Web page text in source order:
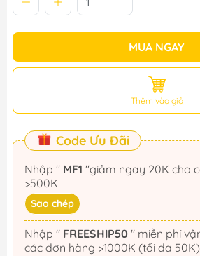
MUA NGAY
Thêm vào giỏ
Code Ưu Đãi
Nhập " MF1
>500K
Sao chép
Nhập " FREESHIP50
các đơn hàng >1000K (tối đa 50K)